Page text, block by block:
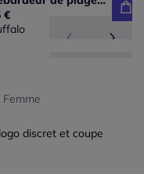
€
discret et coupe